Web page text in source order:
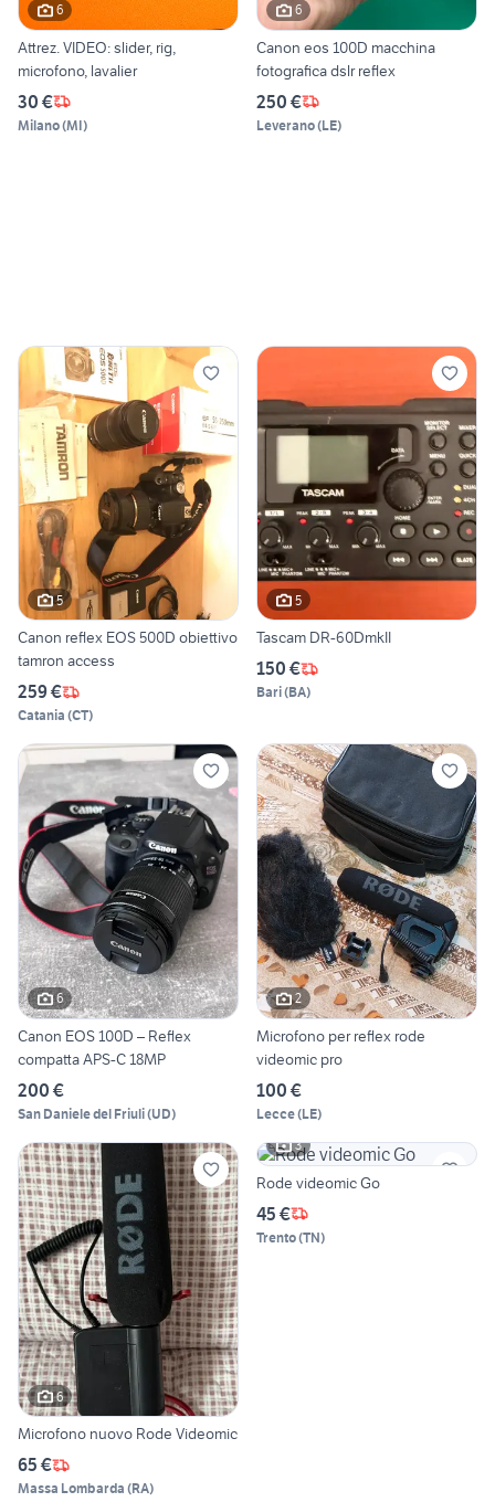
6
Attrez. VIDEO: slider, rig,
microfono, lavalier
30 €
Milano(MI)
6
Canon eos 100D macchina
fotografica dslr reflex
250 €
Leverano(LE)
5
Canon reflex EOS 500D obiettivo
tamron access
259 €
Catania (CT)
5
Tascam DR-60DmkII
150 €
Bari(BA)
6
Canon EOS 100D – Reflex
compatta APS-C 18MP
200 €
San Daniele del Friuli(UD)
2
Microfono per reflex rode
videomic pro
100 €
Lecce(LE)
6
Microfono nuovo Rode Videomic
65 €
Massa Lombarda (RA)
3
Rode videomic Go
45 €
Trento(TN)